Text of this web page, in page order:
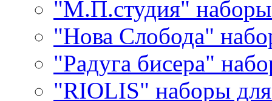
"М.П.студия"
"Нова Слобода"
"Радуга бисера"
"RIOLIS" наборы